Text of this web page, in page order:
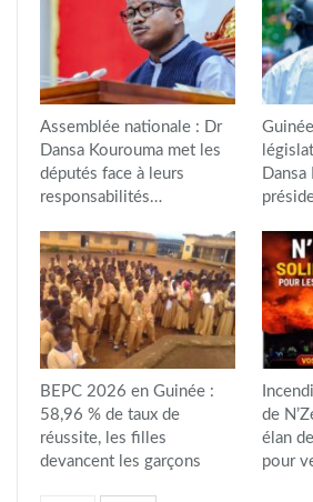
Assemblée nationale : Dr
Dansa Kourouma met les
députés face à leurs
responsabilités…
Dansa
BEPC 2026 en Guinée :
58,96 % de taux de
réussite, les filles
devancent les garçons
de
élan
pour